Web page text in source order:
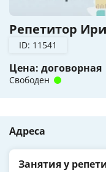
Репетитор
ID: 11541
Цена: договорная
Свободен
Адреса
Занятия у